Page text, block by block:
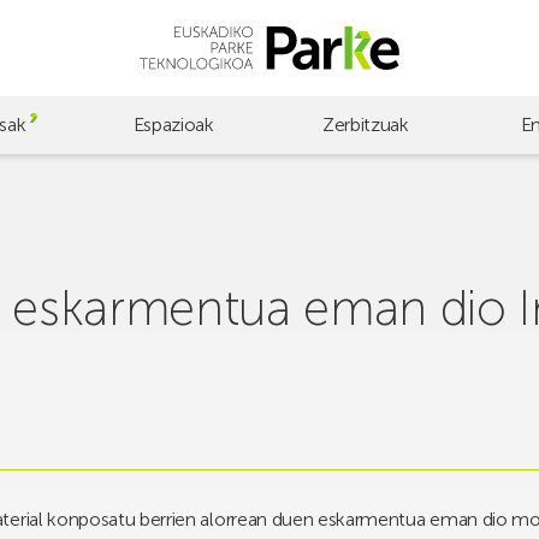
Espazioak Zerbitzuak
eskarmentua eman dio
konposatu berrien alorrean duen eskarmentua eman dio